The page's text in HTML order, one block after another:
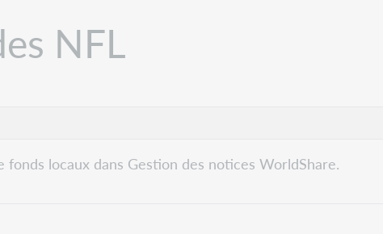
NFL
locaux dans Gestion des notices WorldShare.